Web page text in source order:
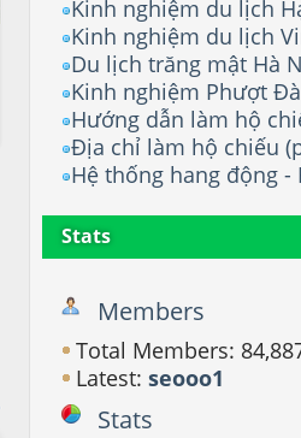
Kinh nghiệm du lịch
Kinh nghiệm du lịch
Du lịch trăng mật Hà
Kinh nghiệm Phượt
Hướng dẫn làm hộ
Địa chỉ làm hộ chiếu
Hệ thống hang động -
Stats
Members
Total Members:
Latest:seooo1
Stats